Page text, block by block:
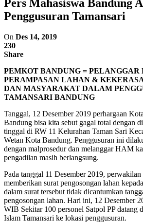
Pers Mahasiswa Bandung
Penggusuran Tamansari
On Des 14, 2019
230
Share
PEMKOT BANDUNG = PELANGGAR
PERAMPASAN LAHAN &
DAN MASYARAKAT DALAM
TAMANSARI BANDUNG
Tanggal, 12 Desember 2019 perhargaan
Bandung bisa kita sebut gagal total dengan
tinggal di RW 11 Kelurahan Taman Sari
Wetan Kota Bandung. Penggusuran ini
dengan malprosedur dan melanggar HAM
pengadilan masih berlangsung.
Pada tanggal 11 Desember 2019,
memberikan surat pengosongan lahan
dalam surat tersebut tidak dicantumkan
pengosongan lahan. Hari ini, 12 Desember
WIB Sekitar 100 personel Satpol PP datang
Islam Tamansari ke lokasi penggusuran.